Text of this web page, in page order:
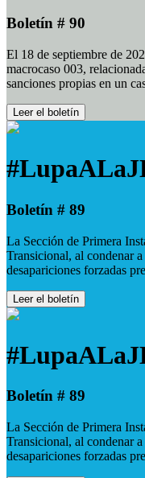
Boletín # 90
El 18 de septiembre de
macrocaso 003,
sanciones propias en un
Leer el boletín
Boletín # 89
La Sección de Primera
Transicional, al condenar
desapariciones forzadas
Leer el boletín
Boletín # 89
La Sección de Primera
Transicional, al condenar
desapariciones forzadas